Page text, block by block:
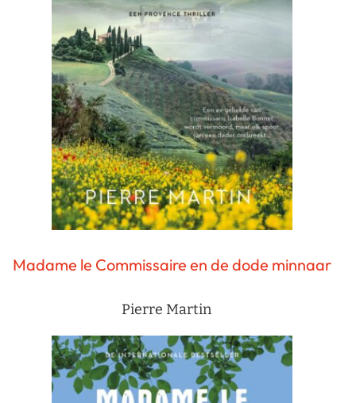
Madame le Commissaire en de dode minnaar
Pierre Martin